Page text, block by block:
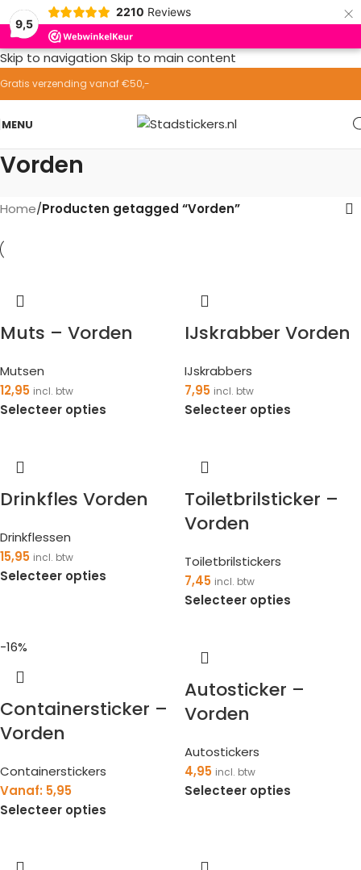
9,5
2210 Reviews ×
Skip to navigationSkip to main content
Gratis verzending vanaf €50,-
MENU
Vorden
Home/Producten getagged “Vorden”
Muts – Vorden
Mutsen
12,95 incl. btw
Selecteer opties
IJskrabber Vorden
IJskrabbers
7,95 incl. btw
Selecteer opties
Drinkfles Vorden
Drinkflessen
15,95 incl. btw
Selecteer opties
Toiletbrilsticker –
Vorden
Toiletbrilstickers
7,45 incl. btw
Selecteer opties
-16%
Containersticker –
Vorden
Containerstickers
Vanaf: 5,95
Selecteer opties
Autosticker –
Vorden
Autostickers
4,95 incl. btw
Selecteer opties